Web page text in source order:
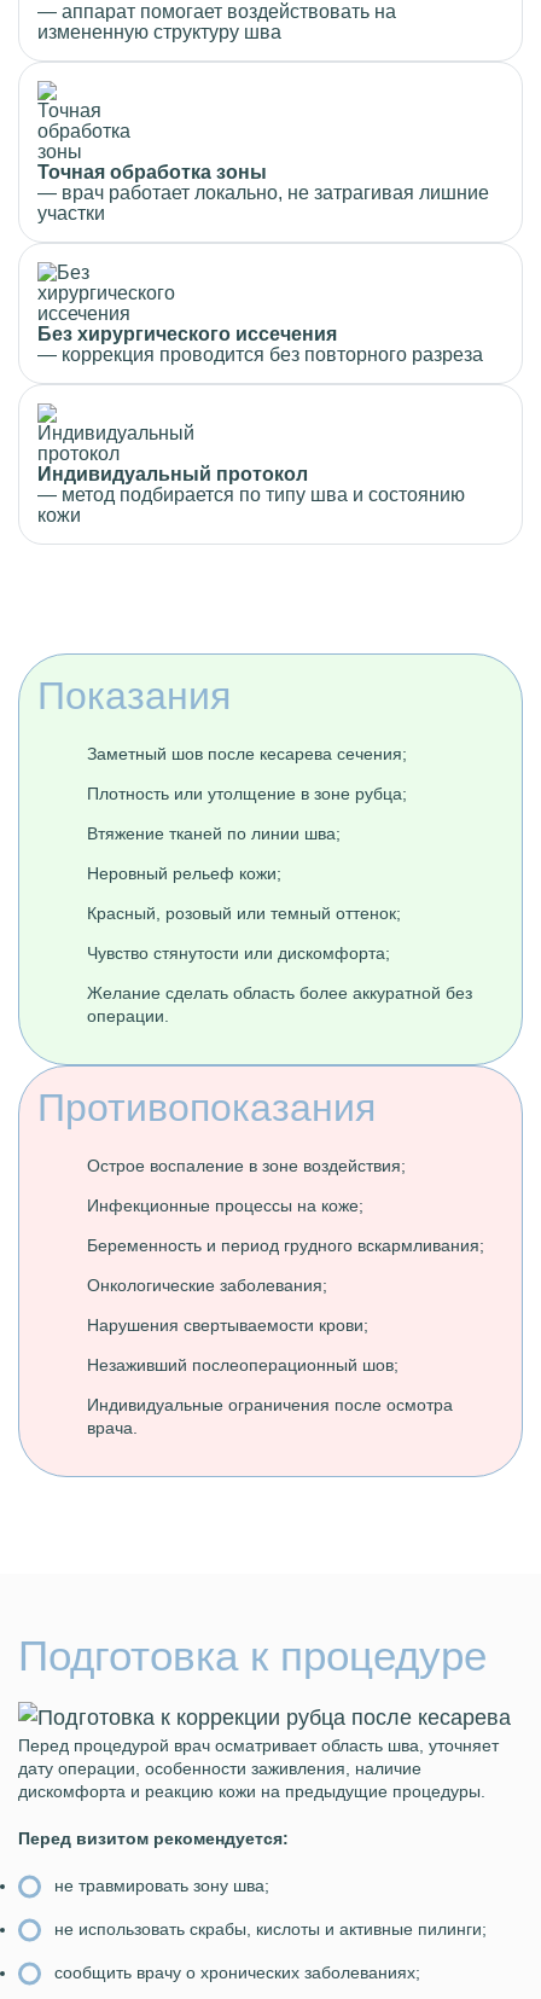
— аппарат помогает воздействовать на
измененную структуру шва
Точная обработка зоны
— врач работает локально, не затрагивая лишние
участки
Без хирургического иссечения
— коррекция проводится без повторного разреза
Индивидуальный протокол
— метод подбирается по типу шва и состоянию
кожи
Показания
Заметный шов после кесарева сечения;
Плотность или утолщение в зоне рубца;
Втяжение тканей по линии шва;
Неровный рельеф кожи;
Красный, розовый или темный оттенок;
Чувство стянутости или дискомфорта;
Желание сделать область более аккуратной без
операции.
Противопоказания
Острое воспаление в зоне воздействия;
Инфекционные процессы на коже;
Беременность и период грудного вскармливания;
Онкологические заболевания;
Нарушения свертываемости крови;
Незаживший послеоперационный шов;
Индивидуальные ограничения после осмотра
врача.
Подготовка к процедуре
Перед процедурой врач осматривает область шва, уточняет
дату операции, особенности заживления, наличие
дискомфорта и реакцию кожи на предыдущие процедуры.
Перед визитом рекомендуется:
не травмировать зону шва;
не использовать скрабы, кислоты и активные пилинги;
сообщить врачу о хронических заболеваниях;